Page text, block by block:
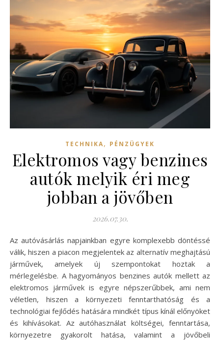
TECHNIKA, PÉNZÜGYEK
Elektromos vagy benzines
autók melyik éri meg
jobban a jövőben
2026.07.30.
Az autóvásárlás napjainkban egyre komplexebb döntéssé
válik, hiszen a piacon megjelentek az alternatív meghajtású
járművek, amelyek új szempontokat hoztak a
mérlegelésbe. A hagyományos benzines autók mellett az
elektromos járművek is egyre népszerűbbek, ami nem
véletlen, hiszen a környezeti fenntarthatóság és a
technológiai fejlődés hatására mindkét típus kínál előnyöket
és kihívásokat. Az autóhasználat költségei, fenntartása,
környezetre gyakorolt hatása, valamint a jövőbeli